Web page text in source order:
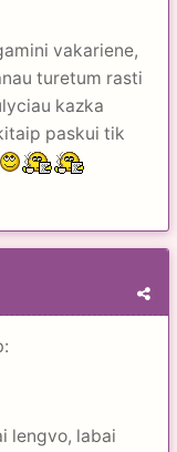
vakariene,
turetum rasti
kazka
paskui tik
lengvo, labai